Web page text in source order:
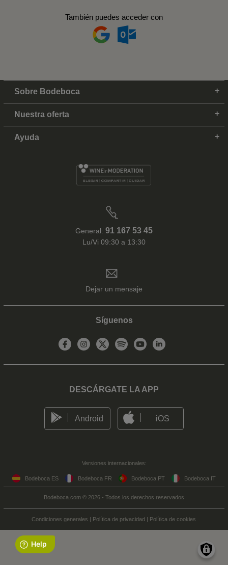
También puedes acceder con
Sobre Bodeboca
Nuestra oferta
Ayuda
General: 91 167 53 45
Lu/Vi 09:30 a 13:30
Dejar un mensaje
Síguenos
DESCÁRGATE LA APP
Android iOS
Versiones internacionales:
Bodeboca ES Bodeboca FR Bodeboca PT Bodeboca IT
Bodeboca.com © 2026 - Todos los derechos reservados
Condiciones generales | Política de privacidad | Política de cookies